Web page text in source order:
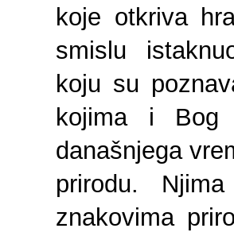
koje otkriva
smislu
koju su
kojima i
današnjega
prirodu.
znakovima